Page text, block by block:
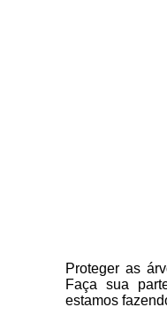
Proteger as
Faça sua
estamos